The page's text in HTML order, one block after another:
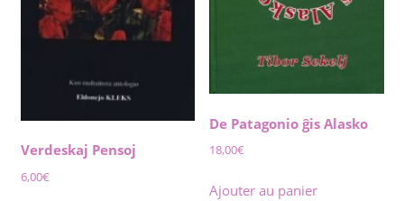
Verdeskaj Pensoj
6,00€
De Patagonio ĝis Alasko
18,00€
Ajouter au panier